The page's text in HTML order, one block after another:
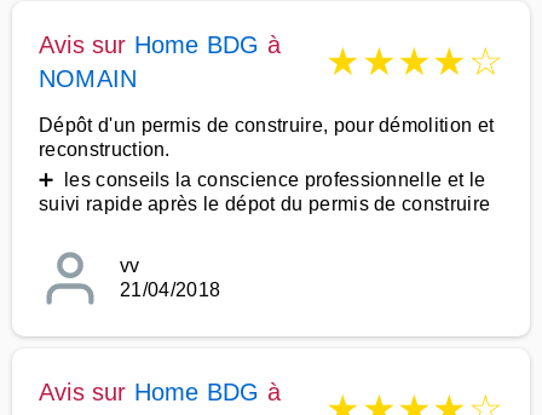
Avis sur Home BDG à
NOMAIN
★★★★☆
Dépôt d'un permis de construire, pour démolition et
reconstruction.
➕ les conseils la conscience professionnelle et le
suivi rapide après le dépot du permis de construire
vv
21/04/2018
Avis sur Home BDG à